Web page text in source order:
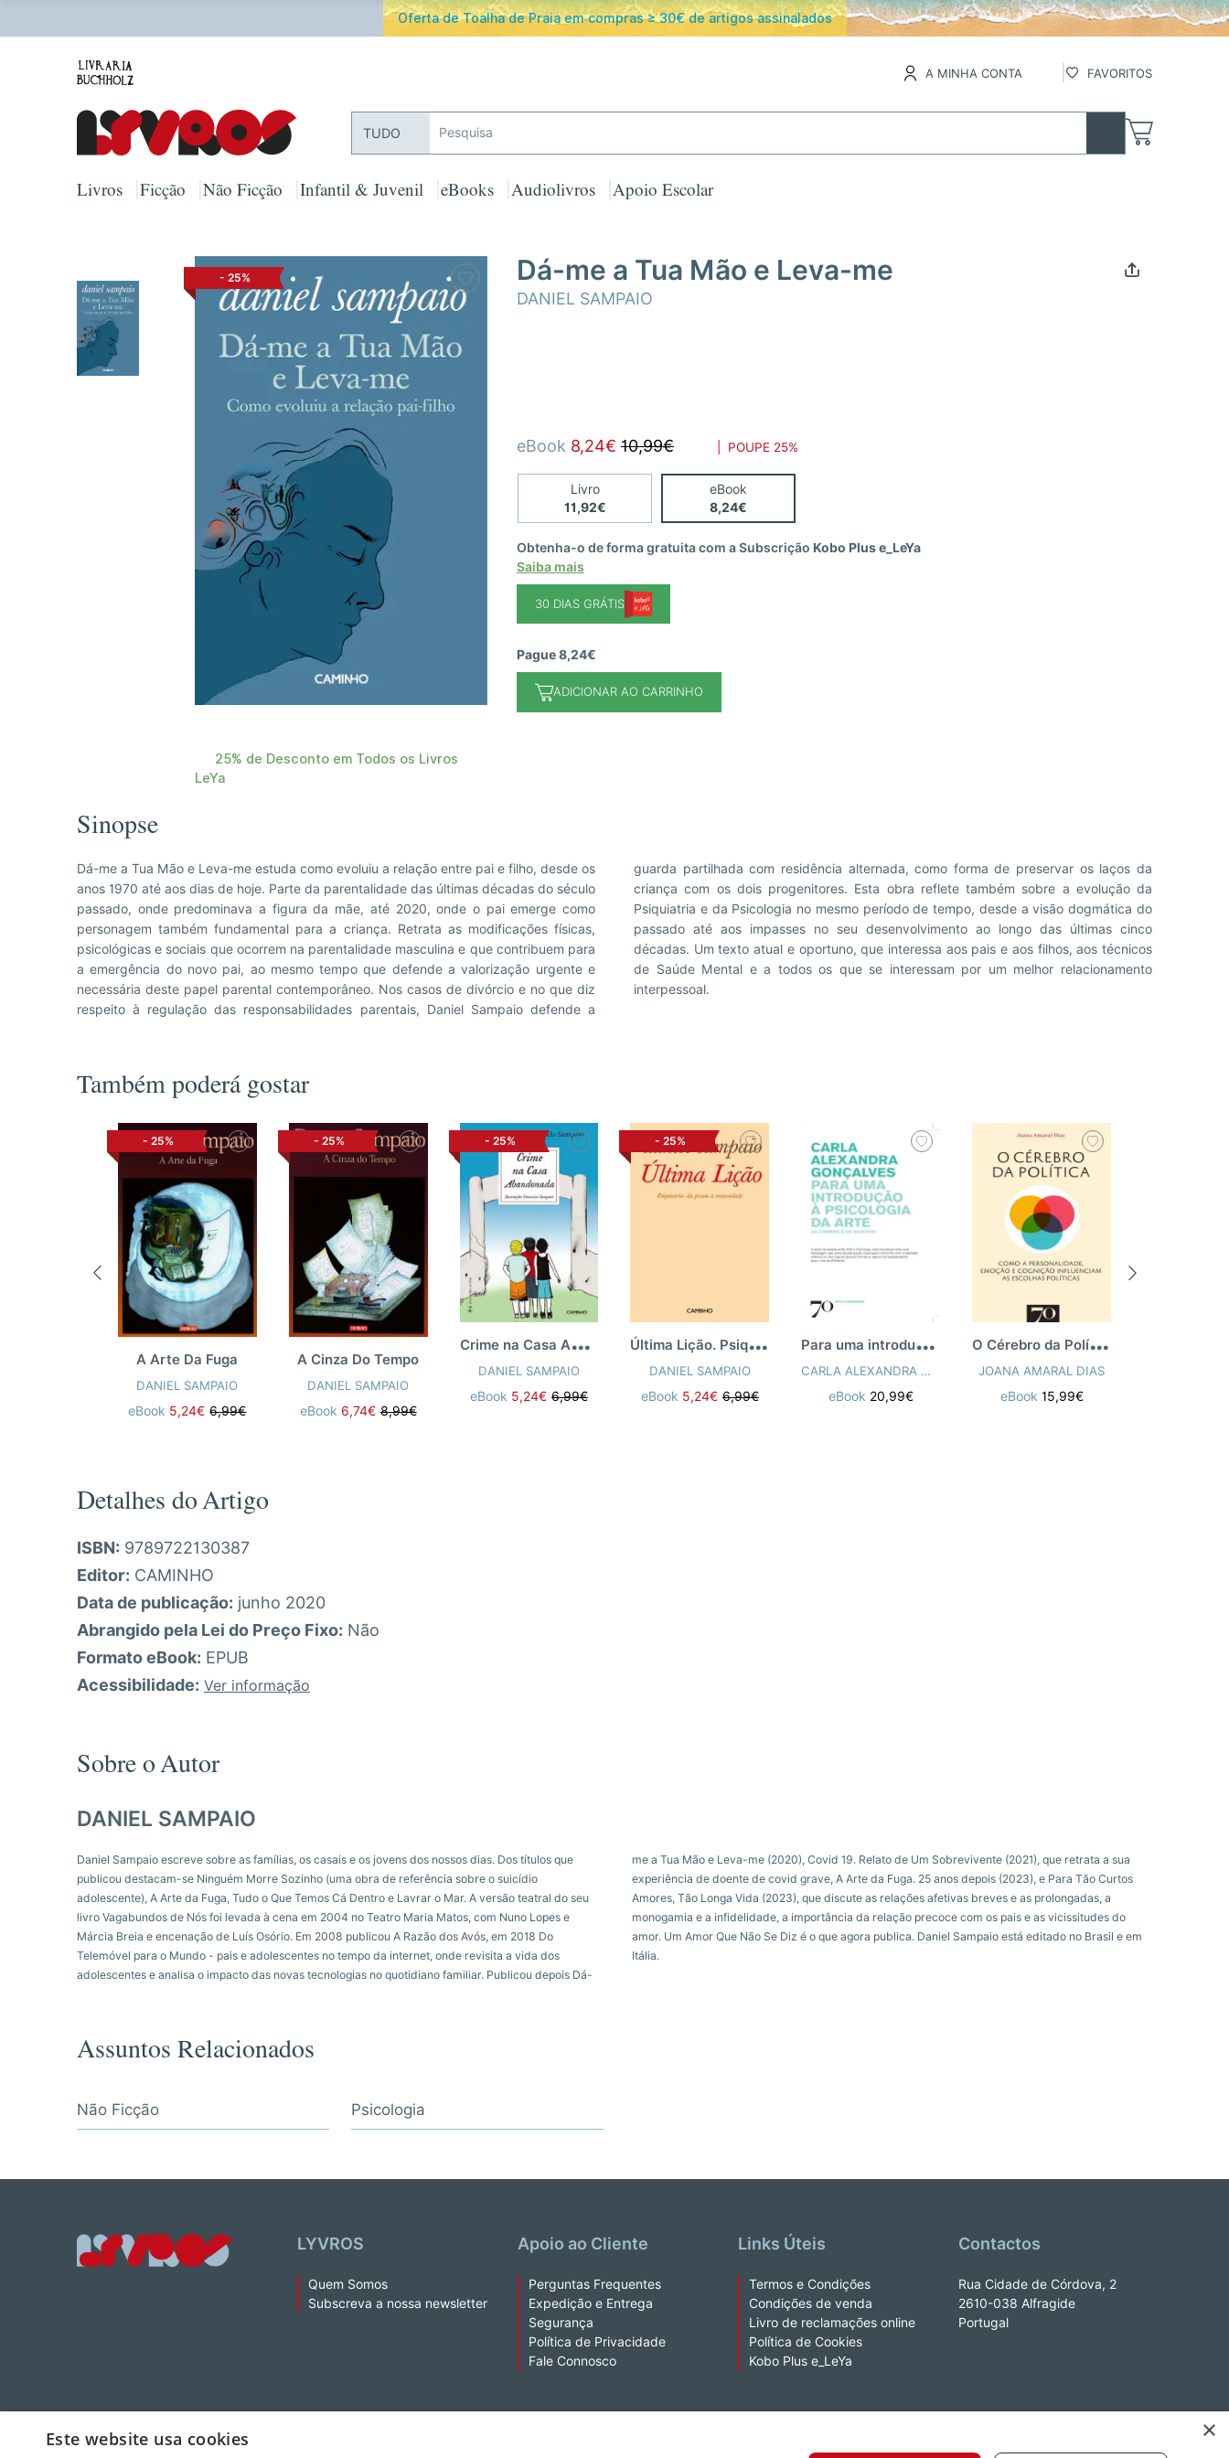
Oferta de Toalha de Praia em compras ≥ 30€ de artigos assinalados
A MINHA CONTA FAVORITOS
TUDO
Livros Ficção Não Ficção Infantil & Juvenil eBooks Audiolivros Apoio Escolar
Dá-me a Tua Mão e Leva-me
DANIEL SAMPAIO
- 25%
25% de Desconto em Todos os Livros
LeYa
eBook 8,24€ 10,99€ | POUPE 25%
Livro
11,92€
eBook
8,24€
Obtenha-o de forma gratuita com a Subscrição Kobo Plus e_LeYa
Saiba mais
30 DIAS GRÁTIS
Pague 8,24€
ADICIONAR AO CARRINHO
Sinopse
Dá-me a Tua Mão e Leva-me estuda como evoluiu a relação entre pai e filho, desde os
anos 1970 até aos dias de hoje. Parte da parentalidade das últimas décadas do século
passado, onde predominava a figura da mãe, até 2020, onde o pai emerge como
personagem também fundamental para a criança. Retrata as modificações físicas,
psicológicas e sociais que ocorrem na parentalidade masculina e que contribuem para
a emergência do novo pai, ao mesmo tempo que defende a valorização urgente e
necessária deste papel parental contemporâneo. Nos casos de divórcio e no que diz
respeito à regulação das responsabilidades parentais, Daniel Sampaio defende a
guarda partilhada com residência alternada, como forma de preservar os laços da
criança com os dois progenitores. Esta obra reflete também sobre a evolução da
Psiquiatria e da Psicologia no mesmo período de tempo, desde a visão dogmática do
passado até aos impasses no seu desenvolvimento ao longo das últimas cinco
décadas. Um texto atual e oportuno, que interessa aos pais e aos filhos, aos técnicos
de Saúde Mental e a todos os que se interessam por um melhor relacionamento
interpessoal.
Também poderá gostar
- 25%
A Arte Da Fuga
DANIEL SAMPAIO
eBook 5,24€ 6,99€
- 25%
A Cinza Do Tempo
DANIEL SAMPAIO
eBook 6,74€ 8,99€
- 25%
C
rime na Casa Abandonada
DANIEL SAMPAIO
eBook 5,24€ 6,99€
- 25%
Ú
ltima Lição. Psiquiatria: Da Pessoa à C
DANIEL SAMPAIO
eBook 5,24€ 6,99€
P
ara uma introdução à Psicologia da Arte
CARLA ALEXANDRA GONÇALVES
eBook 20,99€
O
Cérebro da Política
JOANA AMARAL DIAS
eBook 15,99€
Detalhes do Artigo
ISBN: 9789722130387
Editor: CAMINHO
Data de publicação: junho 2020
Abrangido pela Lei do Preço Fixo: Não
Formato eBook: EPUB
Acessibilidade: Ver informação
Sobre o Autor
DANIEL SAMPAIO
Daniel Sampaio escreve sobre as famílias, os casais e os jovens dos nossos dias. Dos títulos que
publicou destacam-se Ninguém Morre Sozinho (uma obra de referência sobre o suicídio
adolescente), A Arte da Fuga, Tudo o Que Temos Cá Dentro e Lavrar o Mar. A versão teatral do seu
livro Vagabundos de Nós foi levada à cena em 2004 no Teatro Maria Matos, com Nuno Lopes e
Márcia Breia e encenação de Luís Osório. Em 2008 publicou A Razão dos Avós, em 2018 Do
Telemóvel para o Mundo - pais e adolescentes no tempo da internet, onde revisita a vida dos
adolescentes e analisa o impacto das novas tecnologias no quotidiano familiar. Publicou depois Dá-
me a Tua Mão e Leva-me (2020), Covid 19. Relato de Um Sobrevivente (2021), que retrata a sua
experiência de doente de covid grave, A Arte da Fuga. 25 anos depois (2023), e Para Tão Curtos
Amores, Tão Longa Vida (2023), que discute as relações afetivas breves e as prolongadas, a
monogamia e a infidelidade, a importância da relação precoce com os pais e as vicissitudes do
amor. Um Amor Que Não Se Diz é o que agora publica. Daniel Sampaio está editado no Brasil e em
Itália.
Assuntos Relacionados
Não Ficção Psicologia
LYVROS
Quem Somos
Subscreva a nossa newsletter
Apoio ao Cliente
Perguntas Frequentes
Expedição e Entrega
Segurança
Política de Privacidade
Fale Connosco
Links Úteis
Termos e Condições
Condições de venda
Livro de reclamações online
Política de Cookies
Kobo Plus e_LeYa
Contactos
Rua Cidade de Córdova, 2
2610-038 Alfragide
Portugal
×
Este website usa cookies